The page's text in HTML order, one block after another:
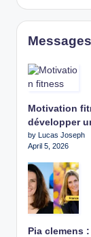
Motivation
développer
by Lucas Joseph
April 5, 2026
Pia clemens